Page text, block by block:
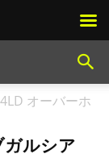
オーバーホ
ガルシア